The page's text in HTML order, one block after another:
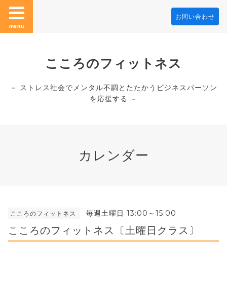
menu
お問い合わせ
こころのフィットネス
－ ストレス社会でメンタル不調とたたかうビジネスパーソン
を応援する －
カレンダー
こころのフィットネス 毎週土曜日 13:00～15:00
こころのフィットネス〔土曜日クラス〕